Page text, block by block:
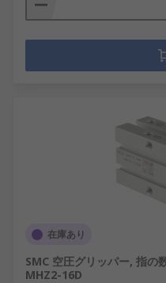
在庫あり
SMC 空圧グリッパー, 指の
MHZ2-16D